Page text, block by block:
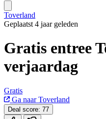
Toverland
Geplaatst 4 jaar geleden
Gratis entree
verjaardag
Gratis
Ga naar Toverland
Deal score: 77